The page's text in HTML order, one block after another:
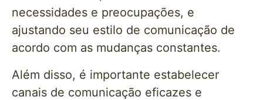
necessidades e preocupações, e
ajustando seu estilo de comunicação de
acordo com as mudanças constantes.
Além disso, é importante estabelecer
canais de comunicação eficazes e